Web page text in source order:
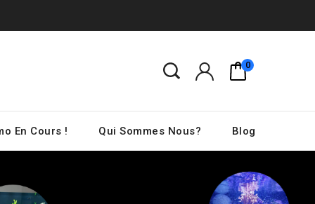
0
En Cours ! Qui Sommes Nous? Blog